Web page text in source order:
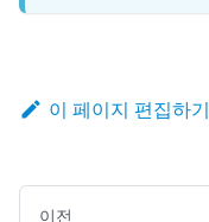
이 페이지 편집하기
이전